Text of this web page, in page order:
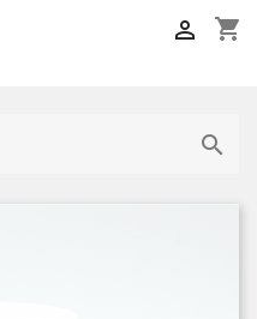
shopping_cart

